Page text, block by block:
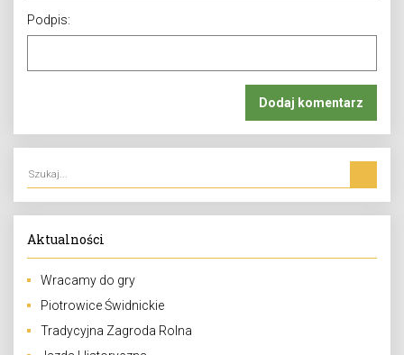
Podpis:
Aktualności
Wracamy do gry
Piotrowice Świdnickie
Tradycyjna Zagroda Rolna